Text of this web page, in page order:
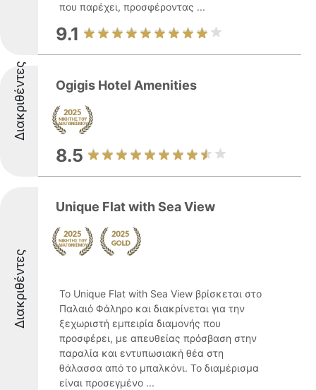
που παρέχει, προσφέροντας ...
9.1
Διακριθέντες Ogigis Hotel Amenities
8.5
Διακριθέντες
Unique Flat with Sea View
Το Unique Flat with Sea View βρίσκεται στο
Παλαιό Φάληρο και διακρίνεται για την
ξεχωριστή εμπειρία διαμονής που
προσφέρει, με απευθείας πρόσβαση στην
παραλία και εντυπωσιακή θέα στη
θάλασσα από το μπαλκόνι. Το διαμέρισμα
είναι προσεγμένο ...